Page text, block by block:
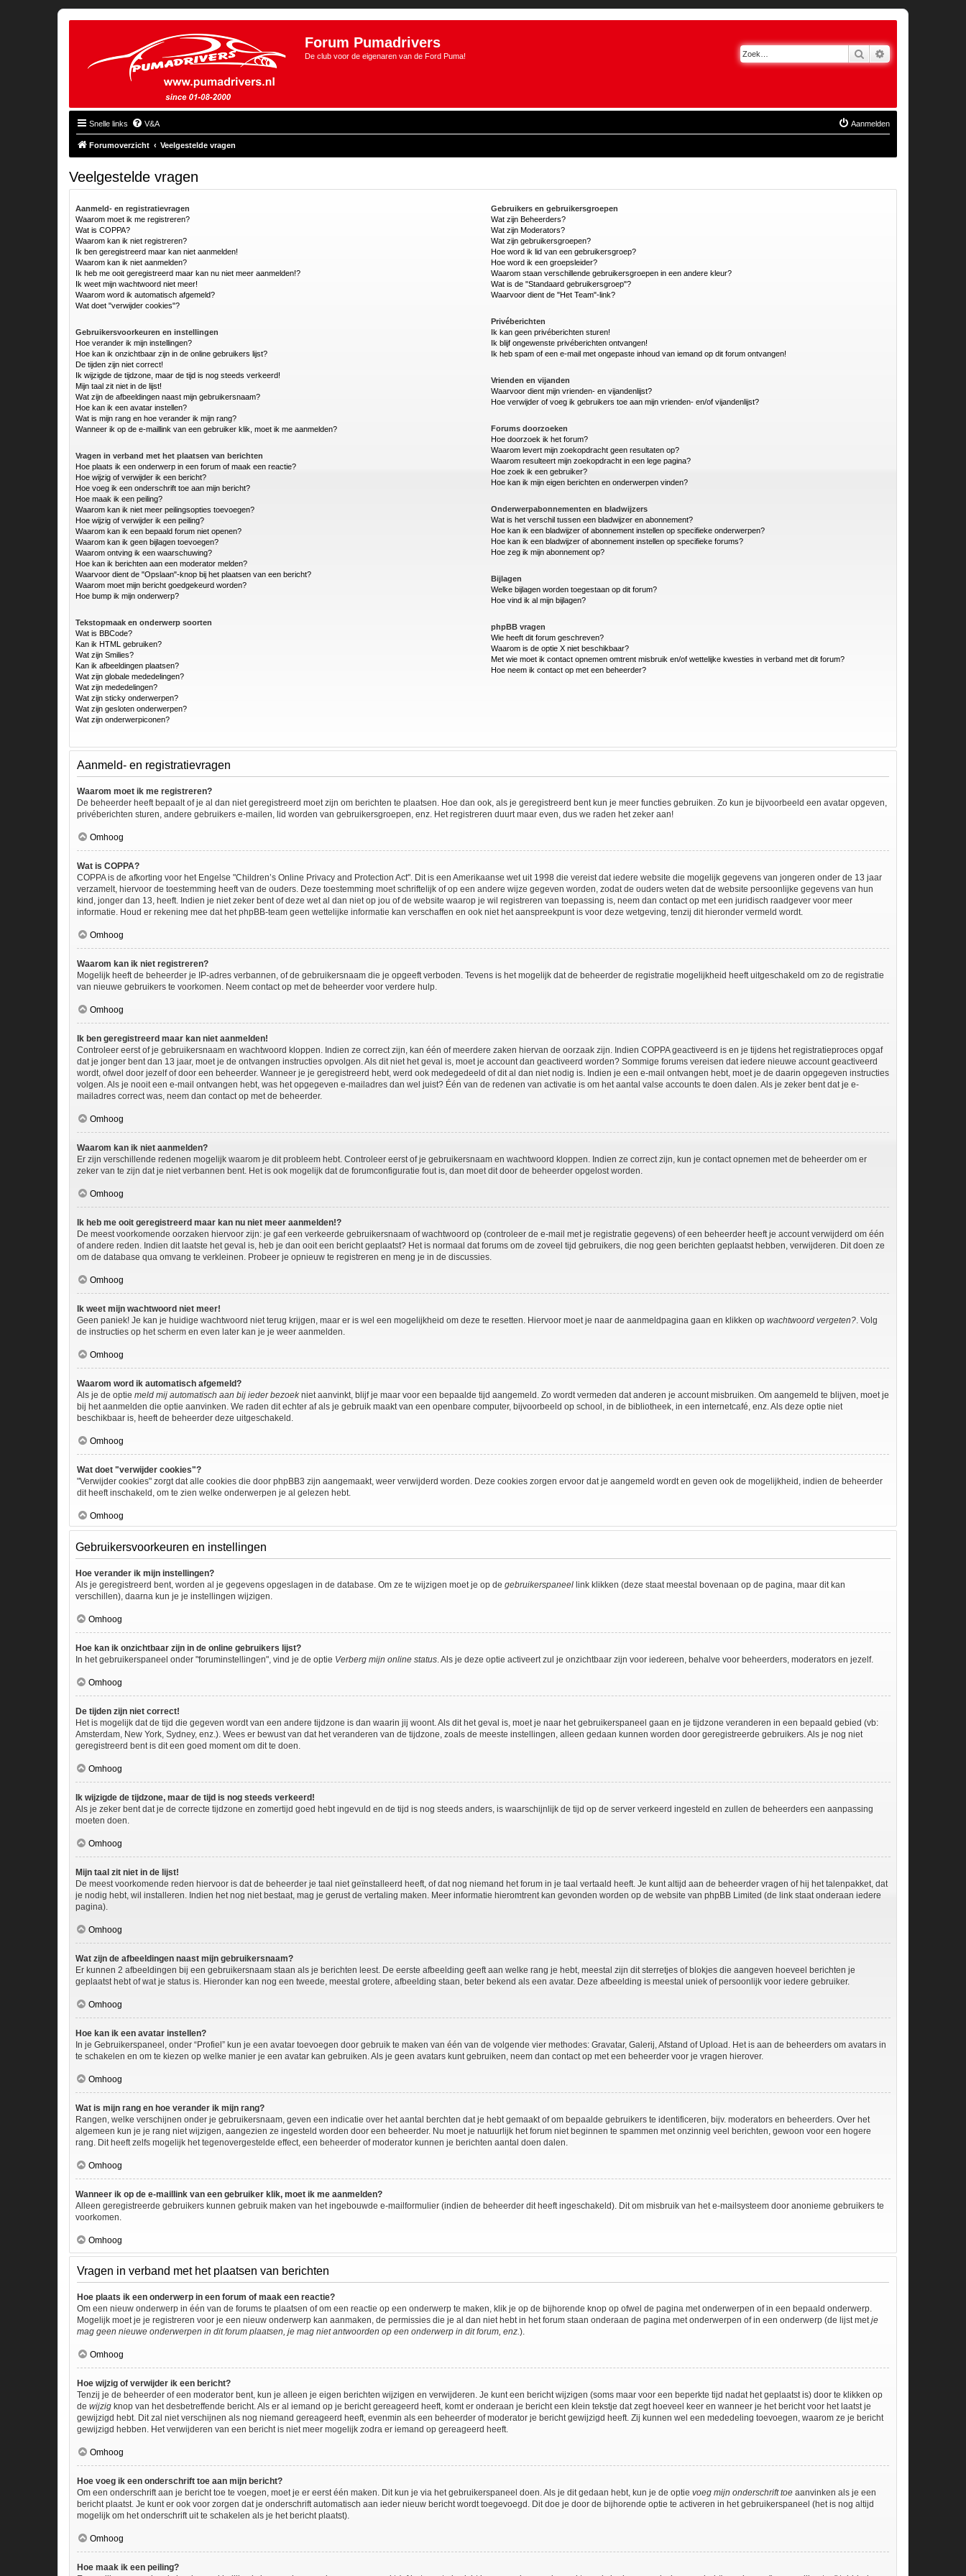
Forum Pumadrivers
De club voor de eigenaren van de Ford Puma! Zoek
Snelle links V&A Aanmelden
Forumoverzicht Veelgestelde vragen
Veelgestelde vragen
Aanmeld- en registratievragen
Waarom moet ik me registreren?
Wat is COPPA?
Waarom kan ik niet registreren?
Ik ben geregistreerd maar kan niet aanmelden!
Waarom kan ik niet aanmelden?
Ik heb me ooit geregistreerd maar kan nu niet meer aanmelden!?
Ik weet mijn wachtwoord niet meer!
Waarom word ik automatisch afgemeld?
Wat doet "verwijder cookies"?
Gebruikersvoorkeuren en instellingen
Hoe verander ik mijn instellingen?
Hoe kan ik onzichtbaar zijn in de online gebruikers lijst?
De tijden zijn niet correct!
Ik wijzigde de tijdzone, maar de tijd is nog steeds verkeerd!
Mijn taal zit niet in de lijst!
Wat zijn de afbeeldingen naast mijn gebruikersnaam?
Hoe kan ik een avatar instellen?
Wat is mijn rang en hoe verander ik mijn rang?
Wanneer ik op de e-maillink van een gebruiker klik, moet ik me aanmelden?
Vragen in verband met het plaatsen van berichten
Hoe plaats ik een onderwerp in een forum of maak een reactie?
Hoe wijzig of verwijder ik een bericht?
Hoe voeg ik een onderschrift toe aan mijn bericht?
Hoe maak ik een peiling?
Waarom kan ik niet meer peilingsopties toevoegen?
Hoe wijzig of verwijder ik een peiling?
Waarom kan ik een bepaald forum niet openen?
Waarom kan ik geen bijlagen toevoegen?
Waarom ontving ik een waarschuwing?
Hoe kan ik berichten aan een moderator melden?
Waarvoor dient de "Opslaan"-knop bij het plaatsen van een bericht?
Waarom moet mijn bericht goedgekeurd worden?
Hoe bump ik mijn onderwerp?
Tekstopmaak en onderwerp soorten
Wat is BBCode?
Kan ik HTML gebruiken?
Wat zijn Smilies?
Kan ik afbeeldingen plaatsen?
Wat zijn globale mededelingen?
Wat zijn mededelingen?
Wat zijn sticky onderwerpen?
Wat zijn gesloten onderwerpen?
Wat zijn onderwerpiconen?
Gebruikers en gebruikersgroepen
Wat zijn Beheerders?
Wat zijn Moderators?
Wat zijn gebruikersgroepen?
Hoe word ik lid van een gebruikersgroep?
Hoe word ik een groepsleider?
Waarom staan verschillende gebruikersgroepen in een andere kleur?
Wat is de "Standaard gebruikersgroep"?
Waarvoor dient de "Het Team"-link?
Privéberichten
Ik kan geen privéberichten sturen!
Ik blijf ongewenste privéberichten ontvangen!
Ik heb spam of een e-mail met ongepaste inhoud van iemand op dit forum ontvangen!
Vrienden en vijanden
Waarvoor dient mijn vrienden- en vijandenlijst?
Hoe verwijder of voeg ik gebruikers toe aan mijn vrienden- en/of vijandenlijst?
Forums doorzoeken
Hoe doorzoek ik het forum?
Waarom levert mijn zoekopdracht geen resultaten op?
Waarom resulteert mijn zoekopdracht in een lege pagina?
Hoe zoek ik een gebruiker?
Hoe kan ik mijn eigen berichten en onderwerpen vinden?
Onderwerpabonnementen en bladwijzers
Wat is het verschil tussen een bladwijzer en abonnement?
Hoe kan ik een bladwijzer of abonnement instellen op specifieke onderwerpen?
Hoe kan ik een bladwijzer of abonnement instellen op specifieke forums?
Hoe zeg ik mijn abonnement op?
Bijlagen
Welke bijlagen worden toegestaan op dit forum?
Hoe vind ik al mijn bijlagen?
phpBB vragen
Wie heeft dit forum geschreven?
Waarom is de optie X niet beschikbaar?
Met wie moet ik contact opnemen omtrent misbruik en/of wettelijke kwesties in verband met dit forum?
Hoe neem ik contact op met een beheerder?
Aanmeld- en registratievragen
Waarom moet ik me registreren?
De beheerder heeft bepaalt of je al dan niet geregistreerd moet zijn om berichten te plaatsen. Hoe dan ook, als je geregistreerd bent kun je meer functies gebruiken. Zo kun je bijvoorbeeld een avatar opgeven,
privéberichten sturen, andere gebruikers e-mailen, lid worden van gebruikersgroepen, enz. Het registreren duurt maar even, dus we raden het zeker aan!
Omhoog
Wat is COPPA?
COPPA is de afkorting voor het Engelse "Children’s Online Privacy and Protection Act". Dit is een Amerikaanse wet uit 1998 die vereist dat iedere website die mogelijk gegevens van jongeren onder de 13 jaar
verzamelt, hiervoor de toestemming heeft van de ouders. Deze toestemming moet schriftelijk of op een andere wijze gegeven worden, zodat de ouders weten dat de website persoonlijke gegevens van hun
kind, jonger dan 13, heeft. Indien je niet zeker bent of deze wet al dan niet op jou of de website waarop je wil registreren van toepassing is, neem dan contact op met een juridisch raadgever voor meer
informatie. Houd er rekening mee dat het phpBB-team geen wettelijke informatie kan verschaffen en ook niet het aanspreekpunt is voor deze wetgeving, tenzij dit hieronder vermeld wordt.
Omhoog
Waarom kan ik niet registreren?
Mogelijk heeft de beheerder je IP-adres verbannen, of de gebruikersnaam die je opgeeft verboden. Tevens is het mogelijk dat de beheerder de registratie mogelijkheid heeft uitgeschakeld om zo de registratie
van nieuwe gebruikers te voorkomen. Neem contact op met de beheerder voor verdere hulp.
Omhoog
Ik ben geregistreerd maar kan niet aanmelden!
Controleer eerst of je gebruikersnaam en wachtwoord kloppen. Indien ze correct zijn, kan één of meerdere zaken hiervan de oorzaak zijn. Indien COPPA geactiveerd is en je tijdens het registratieproces opgaf
dat je jonger bent dan 13 jaar, moet je de ontvangen instructies opvolgen. Als dit niet het geval is, moet je account dan geactiveerd worden? Sommige forums vereisen dat iedere nieuwe account geactiveerd
wordt, ofwel door jezelf of door een beheerder. Wanneer je je geregistreerd hebt, werd ook medegedeeld of dit al dan niet nodig is. Indien je een e-mail ontvangen hebt, moet je de daarin opgegeven instructies
volgen. Als je nooit een e-mail ontvangen hebt, was het opgegeven e-mailadres dan wel juist? Één van de redenen van activatie is om het aantal valse accounts te doen dalen. Als je zeker bent dat je e-
mailadres correct was, neem dan contact op met de beheerder.
Omhoog
Waarom kan ik niet aanmelden?
Er zijn verschillende redenen mogelijk waarom je dit probleem hebt. Controleer eerst of je gebruikersnaam en wachtwoord kloppen. Indien ze correct zijn, kun je contact opnemen met de beheerder om er
zeker van te zijn dat je niet verbannen bent. Het is ook mogelijk dat de forumconfiguratie fout is, dan moet dit door de beheerder opgelost worden.
Omhoog
Ik heb me ooit geregistreerd maar kan nu niet meer aanmelden!?
De meest voorkomende oorzaken hiervoor zijn: je gaf een verkeerde gebruikersnaam of wachtwoord op (controleer de e-mail met je registratie gegevens) of een beheerder heeft je account verwijderd om één
of andere reden. Indien dit laatste het geval is, heb je dan ooit een bericht geplaatst? Het is normaal dat forums om de zoveel tijd gebruikers, die nog geen berichten geplaatst hebben, verwijderen. Dit doen ze
om de database qua omvang te verkleinen. Probeer je opnieuw te registreren en meng je in de discussies.
Omhoog
Ik weet mijn wachtwoord niet meer!
Geen paniek! Je kan je huidige wachtwoord niet terug krijgen, maar er is wel een mogelijkheid om deze te resetten. Hiervoor moet je naar de aanmeldpagina gaan en klikken op wachtwoord vergeten?. Volg
de instructies op het scherm en even later kan je je weer aanmelden.
Omhoog
Waarom word ik automatisch afgemeld?
Als je de optie meld mij automatisch aan bij ieder bezoekniet aanvinkt, blijf je maar voor een bepaalde tijd aangemeld. Zo wordt vermeden dat anderen je account misbruiken. Om aangemeld te blijven, moet je
bij het aanmelden die optie aanvinken. We raden dit echter af als je gebruik maakt van een openbare computer, bijvoorbeeld op school, in de bibliotheek, in een internetcafé, enz. Als deze optie niet
beschikbaar is, heeft de beheerder deze uitgeschakeld.
Omhoog
Wat doet "verwijder cookies"?
"Verwijder cookies" zorgt dat alle cookies die door phpBB3 zijn aangemaakt, weer verwijderd worden. Deze cookies zorgen ervoor dat je aangemeld wordt en geven ook de mogelijkheid, indien de beheerder
dit heeft inschakeld, om te zien welke onderwerpen je al gelezen hebt.
Omhoog
Gebruikersvoorkeuren en instellingen
Hoe verander ik mijn instellingen?
Als je geregistreerd bent, worden al je gegevens opgeslagen in de database. Om ze te wijzigen moet je op de gebruikerspaneel link klikken (deze staat meestal bovenaan op de pagina, maar dit kan
verschillen), daarna kun je je instellingen wijzigen.
Omhoog
Hoe kan ik onzichtbaar zijn in de online gebruikers lijst?
In het gebruikerspaneel onder "foruminstellingen", vind je de optie Verberg mijn online status. Als je deze optie activeert zul je onzichtbaar zijn voor iedereen, behalve voor beheerders, moderators en jezelf.
Omhoog
De tijden zijn niet correct!
Het is mogelijk dat de tijd die gegeven wordt van een andere tijdzone is dan waarin jij woont. Als dit het geval is, moet je naar het gebruikerspaneel gaan en je tijdzone veranderen in een bepaald gebied (vb:
Amsterdam, New York, Sydney, enz.). Wees er bewust van dat het veranderen van de tijdzone, zoals de meeste instellingen, alleen gedaan kunnen worden door geregistreerde gebruikers. Als je nog niet
geregistreerd bent is dit een goed moment om dit te doen.
Omhoog
Ik wijzigde de tijdzone, maar de tijd is nog steeds verkeerd!
Als je zeker bent dat je de correcte tijdzone en zomertijd goed hebt ingevuld en de tijd is nog steeds anders, is waarschijnlijk de tijd op de server verkeerd ingesteld en zullen de beheerders een aanpassing
moeten doen.
Omhoog
Mijn taal zit niet in de lijst!
De meest voorkomende reden hiervoor is dat de beheerder je taal niet geïnstalleerd heeft, of dat nog niemand het forum in je taal vertaald heeft. Je kunt altijd aan de beheerder vragen of hij het talenpakket, dat
je nodig hebt, wil installeren. Indien het nog niet bestaat, mag je gerust de vertaling maken. Meer informatie hieromtrent kan gevonden worden op de website van phpBB Limited (de link staat onderaan iedere
pagina).
Omhoog
Wat zijn de afbeeldingen naast mijn gebruikersnaam?
Er kunnen 2 afbeeldingen bij een gebruikersnaam staan als je berichten leest. De eerste afbeelding geeft aan welke rang je hebt, meestal zijn dit sterretjes of blokjes die aangeven hoeveel berichten je
geplaatst hebt of wat je status is. Hieronder kan nog een tweede, meestal grotere, afbeelding staan, beter bekend als een avatar. Deze afbeelding is meestal uniek of persoonlijk voor iedere gebruiker.
Omhoog
Hoe kan ik een avatar instellen?
In je Gebruikerspaneel, onder “Profiel” kun je een avatar toevoegen door gebruik te maken van één van de volgende vier methodes: Gravatar, Galerij, Afstand of Upload. Het is aan de beheerders om avatars in
te schakelen en om te kiezen op welke manier je een avatar kan gebruiken. Als je geen avatars kunt gebruiken, neem dan contact op met een beheerder voor je vragen hierover.
Omhoog
Wat is mijn rang en hoe verander ik mijn rang?
Rangen, welke verschijnen onder je gebruikersnaam, geven een indicatie over het aantal berchten dat je hebt gemaakt of om bepaalde gebruikers te identificeren, bijv. moderators en beheerders. Over het
algemeen kun je je rang niet wijzigen, aangezien ze ingesteld worden door een beheerder. Nu moet je natuurlijk het forum niet beginnen te spammen met onzinnig veel berichten, gewoon voor een hogere
rang. Dit heeft zelfs mogelijk het tegenovergestelde effect, een beheerder of moderator kunnen je berichten aantal doen dalen.
Omhoog
Wanneer ik op de e-maillink van een gebruiker klik, moet ik me aanmelden?
Alleen geregistreerde gebruikers kunnen gebruik maken van het ingebouwde e-mailformulier (indien de beheerder dit heeft ingeschakeld). Dit om misbruik van het e-mailsysteem door anonieme gebruikers te
voorkomen.
Omhoog
Vragen in verband met het plaatsen van berichten
Hoe plaats ik een onderwerp in een forum of maak een reactie?
Om een nieuw onderwerp in één van de forums te plaatsen of om een reactie op een onderwerp te maken, klik je op de bijhorende knop op ofwel de pagina met onderwerpen of in een bepaald onderwerp.
Mogelijk moet je je registreren voor je een nieuw onderwerp kan aanmaken, de permissies die je al dan niet hebt in het forum staan onderaan de pagina met onderwerpen of in een onderwerp (de lijst metje
mag geen nieuwe onderwerpen in dit forum plaatsen, je mag niet antwoorden op een onderwerp in dit forum, enz.).
Omhoog
Hoe wijzig of verwijder ik een bericht?
Tenzij je de beheerder of een moderator bent, kun je alleen je eigen berichten wijzigen en verwijderen. Je kunt een bericht wijzigen (soms maar voor een beperkte tijd nadat het geplaatst is) door te klikken op
de wijzig knop van het desbetreffende bericht. Als er al iemand op je bericht gereageerd heeft, komt er onderaan je bericht een klein tekstje dat zegt hoeveel keer en wanneer je het bericht voor het laatst je
gewijzigd hebt. Dit zal niet verschijnen als nog niemand gereageerd heeft, evenmin als een beheerder of moderator je bericht gewijzigd heeft. Zij kunnen wel een mededeling toevoegen, waarom ze je bericht
gewijzigd hebben. Het verwijderen van een bericht is niet meer mogelijk zodra er iemand op gereageerd heeft.
Omhoog
Hoe voeg ik een onderschrift toe aan mijn bericht?
Om een onderschrift aan je bericht toe te voegen, moet je er eerst één maken. Dit kun je via het gebruikerspaneel doen. Als je dit gedaan hebt, kun je de optie voeg mijn onderschrift toe aanvinken als je een
bericht plaatst. Je kunt er ook voor zorgen dat je onderschrift automatisch aan ieder nieuw bericht wordt toegevoegd. Dit doe je door de bijhorende optie te activeren in het gebruikerspaneel (het is nog altijd
mogelijk om het onderschrift uit te schakelen als je het bericht plaatst).
Omhoog
Hoe maak ik een peiling?